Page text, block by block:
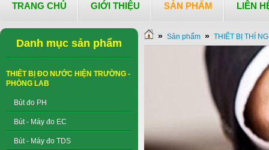
TRANG CHỦ GIỚI THIỆU SẢN PHẨM LIÊN
Danh mục sản phẩm
THIẾT BỊ ĐO NƯỚC HIỆN TRƯỜNG -
PHÒNG LAB
Bút đo PH
Bút - Máy đo EC
Bút - Máy đo TDS
» Sản phẩm » THIẾT BỊ THÍ